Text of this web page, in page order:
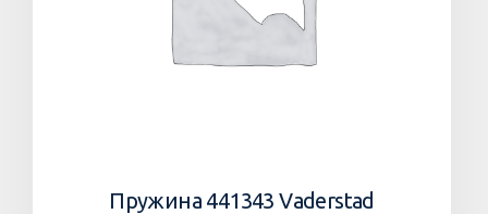
Пружина 441343 Vaderstad